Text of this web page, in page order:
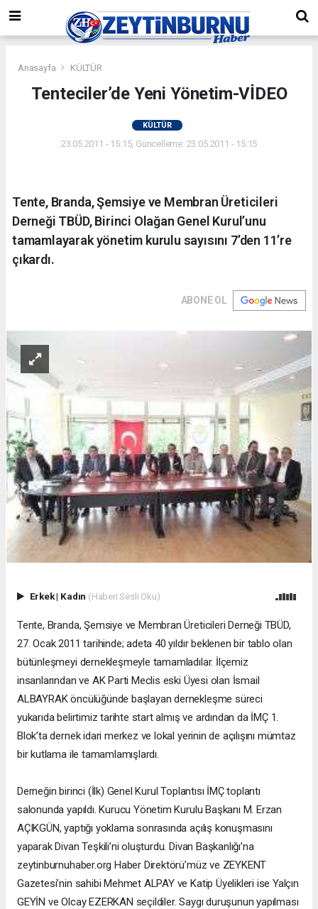
Anasayfa KÜLTÜR
Tenteciler’de Yeni Yönetim-VİDEO
KÜLTÜR
23.05.2011 - 15:15, Güncelleme: 23.05.2011 - 15:15
Tente, Branda, Şemsiye ve Membran Üreticileri
Derneği TBÜD, Birinci Olağan Genel Kurul’unu
tamamlayarak yönetim kurulu sayısını 7’den 11’re
çıkardı.
ABONE OL
Erkek| Kadın (Haberi Sesli Oku)
Tente, Branda, Şemsiye ve Membran Üreticileri Derneği TBÜD,
27. Ocak 2011 tarihinde; adeta 40 yıldır beklenen bir tablo olan
bütünleşmeyi dernekleşmeyle tamamladılar. İlçemiz
insanlarından ve AK Parti Meclis eski Üyesi olan İsmail
ALBAYRAK öncülüğünde başlayan dernekleşme süreci
yukarıda belirtimiz tarihte start almış ve ardından da İMÇ 1.
Blok’ta dernek idari merkez ve lokal yerinin de açılışını mümtaz
bir kutlama ile tamamlamışlardı.
Derneğin birinci (İlk) Genel Kurul Toplantısı İMÇ toplantı
salonunda yapıldı. Kurucu Yönetim Kurulu Başkanı M. Erzan
AÇIKGÜN, yaptığı yoklama sonrasında açılış konuşmasını
yaparak Divan Teşkili’ni oluşturdu. Divan Başkanlığı’na
zeytinburnuhaber.org Haber Direktörü’müz ve ZEYKENT
Gazetesi’nin sahibi Mehmet ALPAY ve Katip Üyelikleri ise Yalçın
GEYİN ve Olcay EZERKAN seçildiler. Saygı duruşunun yapılması